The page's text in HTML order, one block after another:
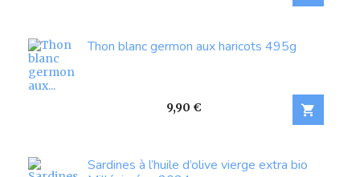
Thon blanc germon aux haricots 495g
Prix
9,90 € 
Sardines à l’huile d’olive vierge extra bio